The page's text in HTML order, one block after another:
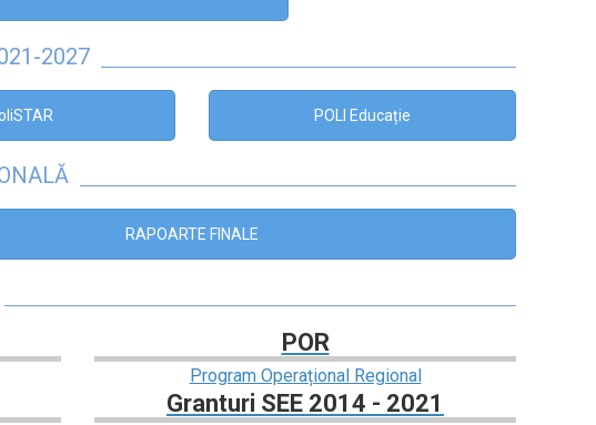
2027
POLI Educație
RAPOARTE FINALE
POR
Program Operațional Regional
Granturi SEE 2014 - 2021